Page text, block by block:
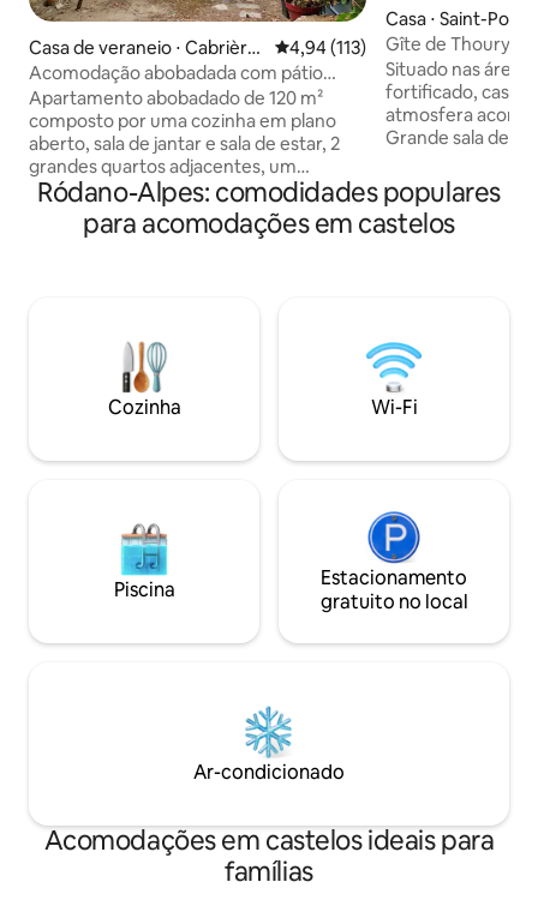
Casa de veraneio ⋅ Cabrière
s
4,94 de uma avaliação média de
4,94 (113)
Acomodação abobadada com pátio
privado em Cabrières
Apartamento abobadado de 120 m²
composto por uma cozinha em plano
aberto, sala de jantar e sala de estar, 2
grandes quartos adjacentes, um
banheiro e um banheiro com chuveiro
(cada um com um vaso sanitário) e um
pátio privativo. Localizada no coração de
minutos de Uzès, a 45 minutos da
Camargue e das praias e a 1 hora de
Arles, Avignon e Montpellier). Acesso à
piscina compartilhada com os
setembro.
Casa ⋅ Saint-
esbre
Gîte de Thoury a
Situado nas
fortificado, casa
atmosfera
Grande sala de
cozinha
independente. 3
Espaço privativo
disponíveis.
a brincar e
disponível
Ródano-Alpes: comodidades populares
para acomodações em castelos
Cozinha Wi-Fi
Piscina
Estacionamento
gratuito no local
Ar-condicionado
Acomodações em castelos ideais para
famílias